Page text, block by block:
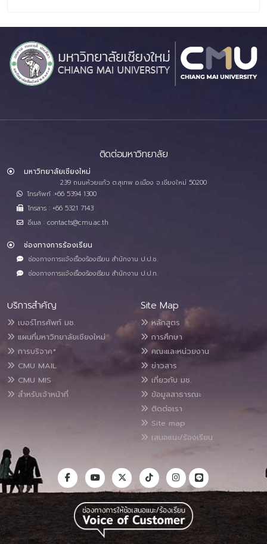
ติดต่อมหาวิทยาลัย
มหาวิทยาลัยเชียงใหม่
239 ถนนห้วยแก้ว ต.สุเทพ อ.เมือง จ.เชียงใหม่ 50200
โทรศัพท์ :+66 5394 1300
โทรสาร : +66 5321 7143
อีเมล : contacts@cmu.ac.th
ช่องทางการร้องเรียน
ช่องทางการแจ้งเรื่องร้องเรียน สำนักงาน ป.ป.ช.
ช่องทางการแจ้งเรื่องร้องเรียน สำนักงาน ป.ป.ท.
บริการสำคัญ
เบอร์โทรศัพท์ มช.
แผนที่มหาวิทยาลัยเชียงใหม่
การบริจาค*
CMU MAIL
CMU MIS
สำหรับเจ้าหน้าที่
Site Map
หลักสูตร
การศึกษา
คณะและหน่วยงาน
ข่าวสาร
เกี่ยวกับ มช.
ข้อมูลสาธารณะ
ติดต่อเรา
Site map
เสนอแนะ/ร้องเรียน